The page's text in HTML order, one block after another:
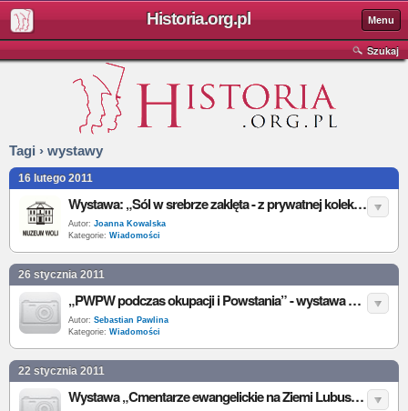
Historia.org.pl Menu
Szukaj
Tagi › wystawy
16 lutego 2011
Wystawa: „Sól w srebrze zaklęta - z prywatnej kolekcji solniczek Andrzeja Kuleszy”
Autor: Joanna Kowalska
Kategorie: Wiadomości
26 stycznia 2011
„PWPW podczas okupacji i Powstania” - wystawa Muzeum Powstania Warszawskiego
Autor: Sebastian Pawlina
Kategorie: Wiadomości
22 stycznia 2011
Wystawa „Cmentarze ewangelickie na Ziemi Lubuskiej” w Muzeum w Międzyrzeczu